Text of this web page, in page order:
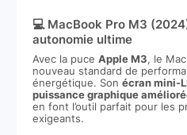
💻 MacBook Pro M3
autonomie ultime
Avec la puce Apple M3, le
nouveau standard de
énergétique. Son écran mini-
puissance graphique
en font l’outil parfait pour les
exigeants.